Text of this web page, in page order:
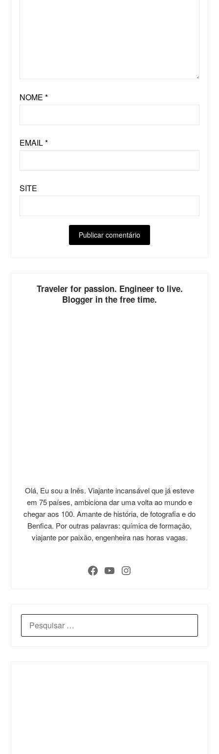
NOME *
EMAIL*
SITE
Traveler for passion. Engineer to live.
Blogger in the free time.
Olá, Eu sou a Inês. Viajante incansável que já esteve
em 75 países, ambiciona dar uma volta ao mundo e
chegar aos 100. Amante de história, de fotografia e do
Benfica. Por outras palavras: química de formação,
viajante por paixão, engenheira nas horas vagas.